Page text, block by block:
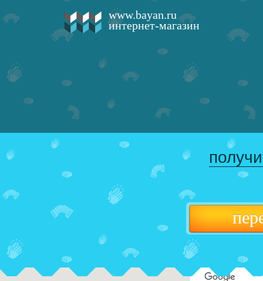
www.bayan.ru
интернет-магазин